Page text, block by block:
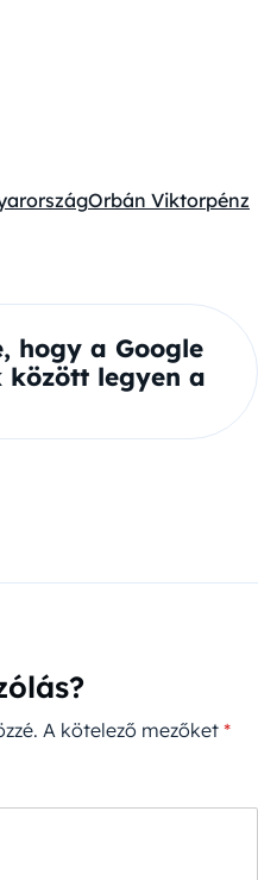
Orbán Viktorpénz
hogy a Google
között legyen a
A kötelező mezőket *